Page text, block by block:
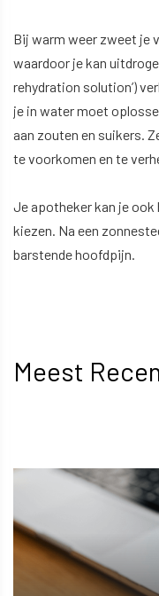
Bij warm weer zweet je
waardoor je kan
rehydration solution’)
je in water moet
aan zouten en suikers.
te voorkomen en te
Je apotheker kan je
kiezen. Na een
barstende hoofdpijn.
Meest